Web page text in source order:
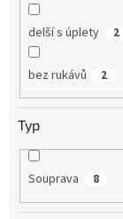
delší s úplety 2
bez rukávů 2
Typ
Souprava 8